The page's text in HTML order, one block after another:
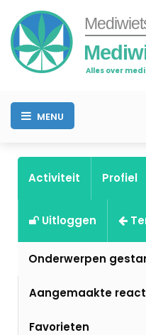
Alles over
MENU
Activiteit Profiel
Uitloggen
Onderwerpen
Aangemaakte
Favorieten